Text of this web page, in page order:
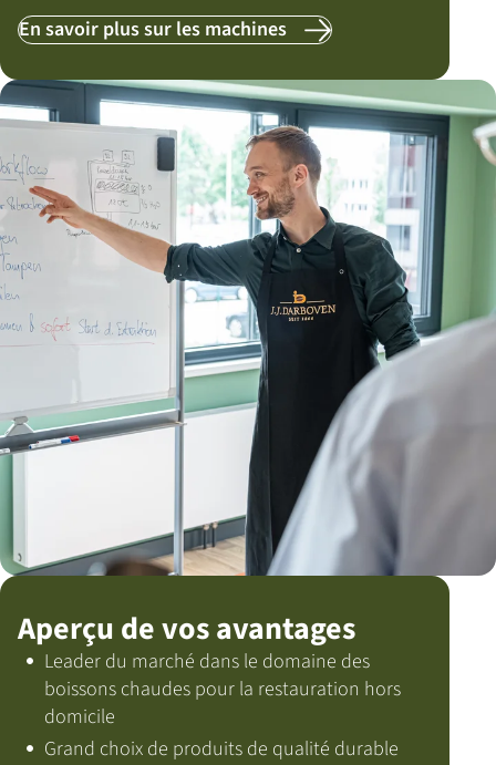
En savoir plus sur les machines
Aperçu de vos avantages
Leader du marché dans le domaine des
boissons chaudes pour la restauration hors
domicile
Grand choix de produits de qualité durable